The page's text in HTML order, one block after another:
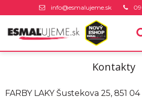
info@esmalujeme.sk
Kontakty
FARBY LAKY Šustekova 25, 851